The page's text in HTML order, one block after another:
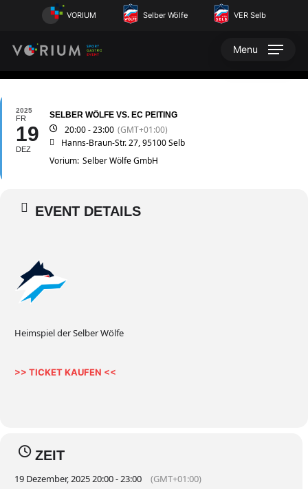
content
VORIUM Selber Wölfe VER Selb
Menu
2025
FR
19
DEZ
SELBER WÖLFE VS. EC PEITING
20:00 - 23:00 (GMT+01:00)
Hanns-Braun-Str. 27, 95100 Selb
Vorium: Selber Wölfe GmbH
EVENT DETAILS
Heimspiel der Selber Wölfe
>> TICKET KAUFEN <<
ZEIT
19 Dezember, 2025 20:00 - 23:00 (GMT+01:00)